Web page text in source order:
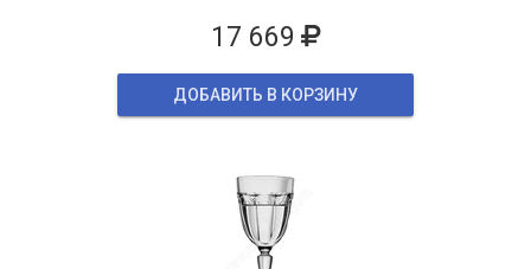
17 669
ДОБАВИТЬ В КОРЗИНУ